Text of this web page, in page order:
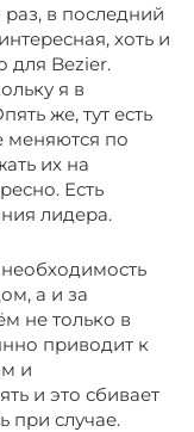
в последний
хоть и
для Bezier.
я в
же, тут есть
меняются по
их на
Есть
лидера.
а и за
не только в
приводит к
и
и это сбивает
при случае.